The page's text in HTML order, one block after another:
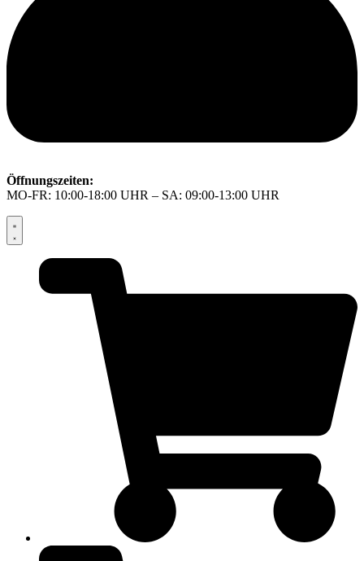
Öffnungszeiten:
MO-FR: 10:00-18:00 UHR – SA: 09:00-13:00 UHR